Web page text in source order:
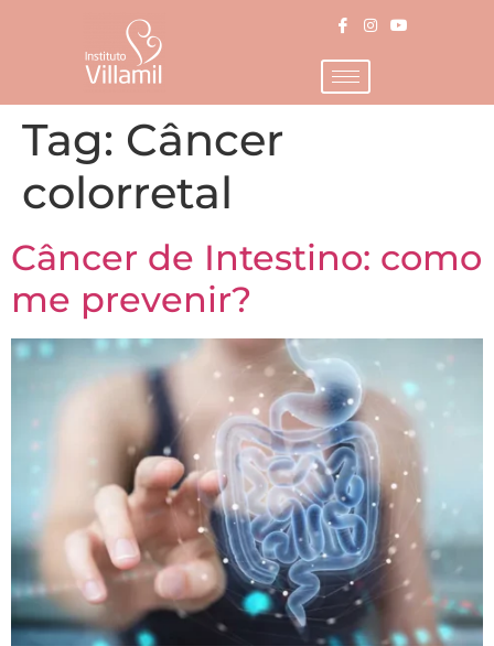
Tag: Câncer
colorretal
Câncer de Intestino: como
me prevenir?